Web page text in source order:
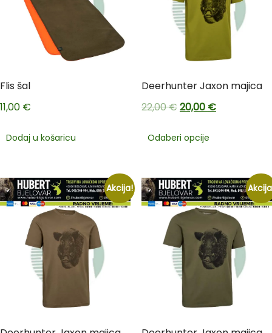
Flis šal
11,00 €
Dodaj u košaricu
Deerhunter Jaxon majica
22,00€20,00 €
Odaberi opcije
Akcija!